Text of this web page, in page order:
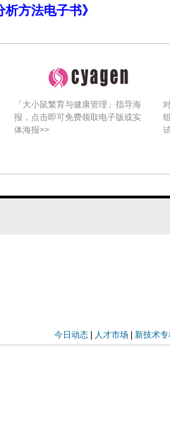
方法电子书》
「大小鼠繁育与健康管理」指导海
报，点击即可免费领取电子版或实
体海报>>
今日动态| 人才市场| 新技术专